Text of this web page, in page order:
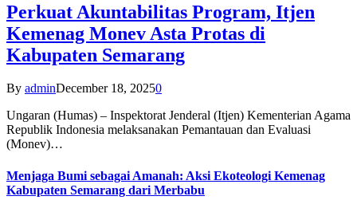
Perkuat Akuntabilitas Program, Itjen
Kemenag Monev Asta Protas di
Kabupaten Semarang
By adminDecember 18, 20250
Ungaran (Humas) – Inspektorat Jenderal (Itjen) Kementerian Agama
Republik Indonesia melaksanakan Pemantauan dan Evaluasi
(Monev)…
Menjaga Bumi sebagai Amanah: Aksi Ekoteologi Kemenag
Kabupaten Semarang dari Merbabu